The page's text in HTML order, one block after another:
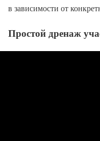
в зависимости от
Простой дренаж